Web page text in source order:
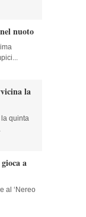
nuoto
la
la quinta
a
al ‘Nereo